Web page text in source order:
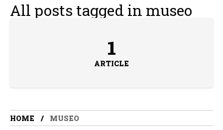
All posts tagged in museo
1
ARTICLE
HOME MUSEO